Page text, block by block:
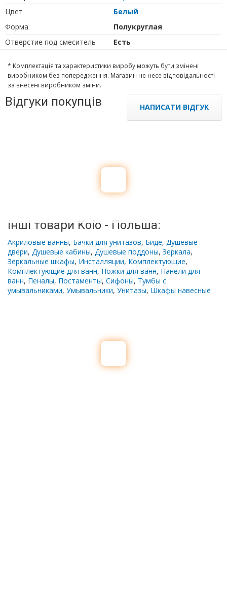
Цвет
Белый
Форма
Полукруглая
Отверстие под смеситель
Есть
* Комплектація та характеристики виробу можуть бути змінені
виробником без попередження. Магазин не несе відповідальності
за внесені виробником зміни.
Відгуки покупців НАПИСАТИ ВІДГУК
Інші товари Kolo - Польша:
Акриловые ванны, Бачки для унитазов, Биде, Душевые
двери, Душевые кабины, Душевые поддоны, Зеркала,
Зеркальные шкафы, Инсталляции, Комплектующие,
Комплектующие для ванн, Ножки для ванн, Панели для
ванн, Пеналы, Постаменты, Сифоны, Тумбы с
умывальниками, Умывальники, Унитазы, Шкафы навесные